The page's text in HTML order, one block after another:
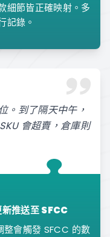
細節皆正確映射。多
記錄。
。到了隔天中午，
會超賣，倉庫則
推送至 SFCC
會觸發 SFCC 的數